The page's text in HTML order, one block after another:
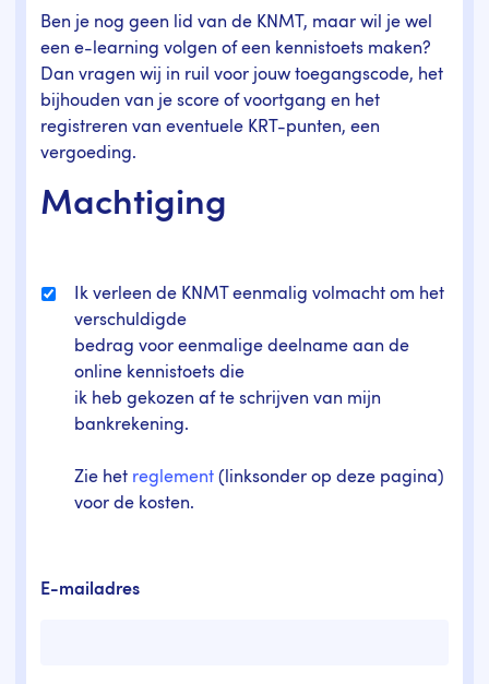
Ben je nog geen lid van de KNMT, maar wil je wel
een e-learning volgen of een kennistoets maken?
Dan vragen wij in ruil voor jouw toegangscode, het
bijhouden van je score of voortgang en het
registreren van eventuele KRT-punten, een
vergoeding.
Machtiging
Ik verleen de KNMT eenmalig volmacht om het
verschuldigde
bedrag voor eenmalige deelname aan de
online kennistoets die
ik heb gekozen af te schrijven van mijn
bankrekening.
Zie het reglement (linksonder op deze pagina)
voor de kosten.
E-mailadres